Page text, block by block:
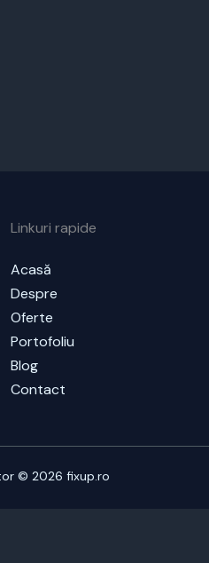
Linkuri rapide
Acasă
Despre
Oferte
Portofoliu
Blog
Contact
© 2026 fixup.ro